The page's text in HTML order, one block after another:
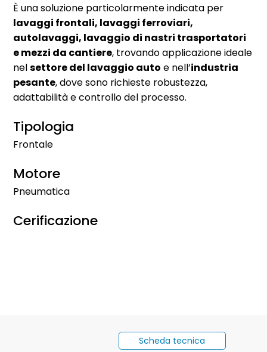
È una soluzione particolarmente indicata per
lavaggi frontali, lavaggi ferroviari,
autolavaggi, lavaggio di nastri trasportatori
e mezzi da cantiere, trovando applicazione ideale
nelsettore del lavaggio auto e nell’industria
pesante, dove sono richieste robustezza,
adattabilità e controllo del processo.
Tipologia
Frontale
Pneumatica
Cerificazione
Motore
Scheda tecnica